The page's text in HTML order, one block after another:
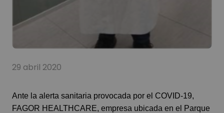
29 abril 2020
Ante la alerta sanitaria provocada por el COVID-19,
FAGOR HEALTHCARE, empresa ubicada en el Parque